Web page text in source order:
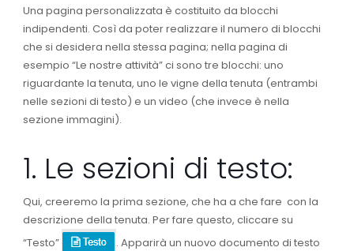
Una pagina personalizzata è costituito da blocchi
indipendenti. Così da poter realizzare il numero di blocchi
che si desidera nella stessa pagina; nella pagina di
esempio “Le nostre attività” ci sono tre blocchi: uno
riguardante la tenuta, uno le vigne della tenuta (entrambi
nelle sezioni di testo) e un video (che invece è nella
sezione immagini).
1. Le sezioni di testo:
Qui, creeremo la prima sezione, che ha a che fare con la
descrizione della tenuta. Per fare questo, cliccare su
“Testo”
. Apparirà un nuovo documento di testo